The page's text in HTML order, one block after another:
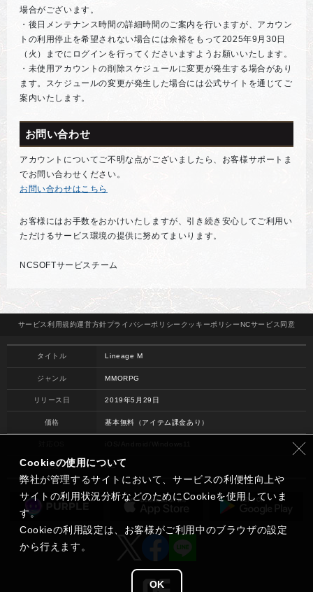
場合がございます。
・後日メンテナンス時間の詳細時間のご案内を行いますが、アカウン
トの利用停止を希望されない場合には余裕をもって2025年9月30日
（火）までにログインを行ってくださいますようお願いいたします。
・未使用アカウントの削除スケジュールに変更が発生する場合があり
ます。スケジュールの変更が発生した場合には公式サイトを通じてご
案内いたします。
お問い合わせ
アカウントについてご不明な点がございましたら、お客様サポートま
でお問い合わせください。
お問い合わせはこちら
お客様にはお手数をおかけいたしますが、引き続き安心してご利用い
ただけるサービス環境の提供に努めてまいります。
NCSOFTサービスチーム
サービス 利用規約運営方針プライバシーポリシー クッキーポリシーNCサービス 同意
タイトル Lineage M
ジャンル MMORPG
リリース日 2019年5月29日
価格 基本無料（アイテム課金あり）
開発 NC
Cookieの使用について
弊社が管理するサイトにおいて、サービスの利便性向上や
サイトの利用状況分析などのためにCookieを使用していま
す。
Cookieの利用設定は、お客様がご利用中のブラウザの設定
から行えます。
OK